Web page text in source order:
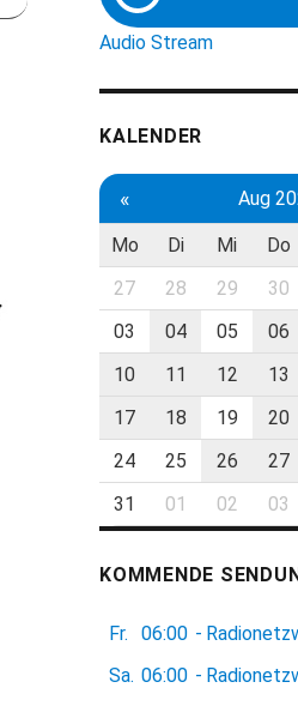
Audio Stream
KALENDER
« Aug
Mo Di Mi Do
27
28 29 30
03
04 05 06
10
11 12 13
17
18 19 20
24
25 26 27
31
01 02 03
KOMMENDE
Fr. 06:00 -
Sa. 06:00 -